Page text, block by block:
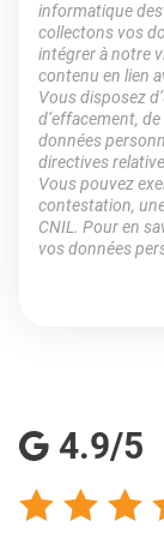
informatique
collectons vos
intégrer à notre
contenu en lien
Vous disposez
d’effacement,
données
directives
Vous pouvez
contestation,
CNIL. Pour en
vos données
4.9/5